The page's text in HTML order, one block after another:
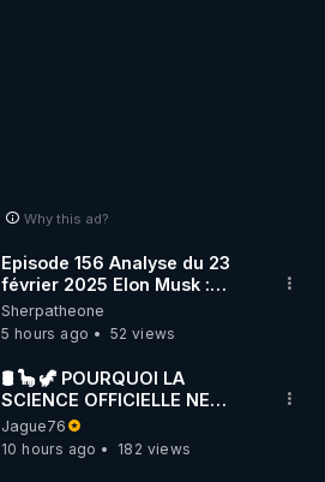
Why this ad?
Episode 156 Analyse du 23
février 2025 Elon Musk :
Houston , on a un problème !
Sherpatheone
5 hours ago
52 views
🛢 🦕 🦖 POURQUOI LA
SCIENCE OFFICIELLE NE
CONNAÎT-ELLE PAS LA VRAIE
ORIGINE DU PÉTROLE ?
Jague76
10 hours ago
182 views